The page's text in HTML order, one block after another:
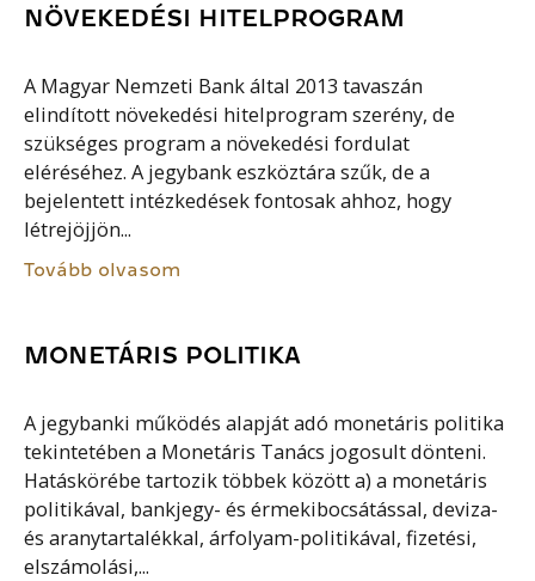
NÖVEKEDÉSI HITELPROGRAM
A Magyar Nemzeti Bank által 2013 tavaszán
elindított növekedési hitelprogram szerény, de
szükséges program a növekedési fordulat
eléréséhez. A jegybank eszköztára szűk, de a
bejelentett intézkedések fontosak ahhoz, hogy
létrejöjjön...
Tovább olvasom
MONETÁRIS POLITIKA
A jegybanki működés alapját adó monetáris politika
tekintetében a Monetáris Tanács jogosult dönteni.
Hatáskörébe tartozik többek között a) a monetáris
politikával, bankjegy- és érmekibocsátással, deviza-
és aranytartalékkal, árfolyam-politikával, fizetési,
elszámolási,...